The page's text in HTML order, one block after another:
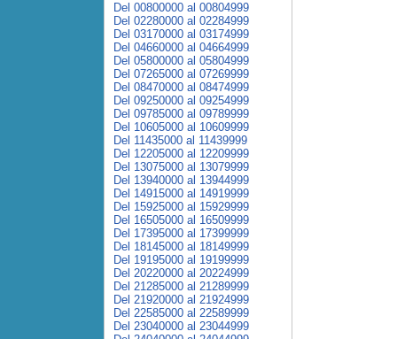
Del 00800000 al 00804999
Del 02280000 al 02284999
Del 03170000 al 03174999
Del 04660000 al 04664999
Del 05800000 al 05804999
Del 07265000 al 07269999
Del 08470000 al 08474999
Del 09250000 al 09254999
Del 09785000 al 09789999
Del 10605000 al 10609999
Del 11435000 al 11439999
Del 12205000 al 12209999
Del 13075000 al 13079999
Del 13940000 al 13944999
Del 14915000 al 14919999
Del 15925000 al 15929999
Del 16505000 al 16509999
Del 17395000 al 17399999
Del 18145000 al 18149999
Del 19195000 al 19199999
Del 20220000 al 20224999
Del 21285000 al 21289999
Del 21920000 al 21924999
Del 22585000 al 22589999
Del 23040000 al 23044999